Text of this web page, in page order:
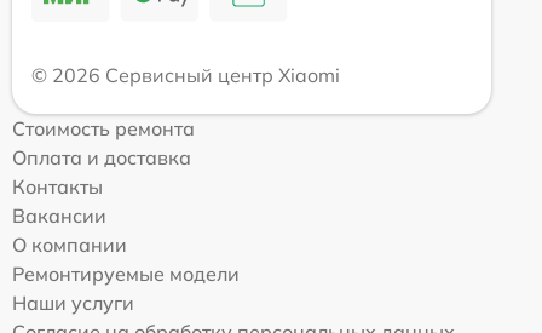
© 2026 Сервисный центр Xiaomi
Стоимость ремонта
Оплата и доставка
Контакты
Вакансии
О компании
Ремонтируемые модели
Наши услуги